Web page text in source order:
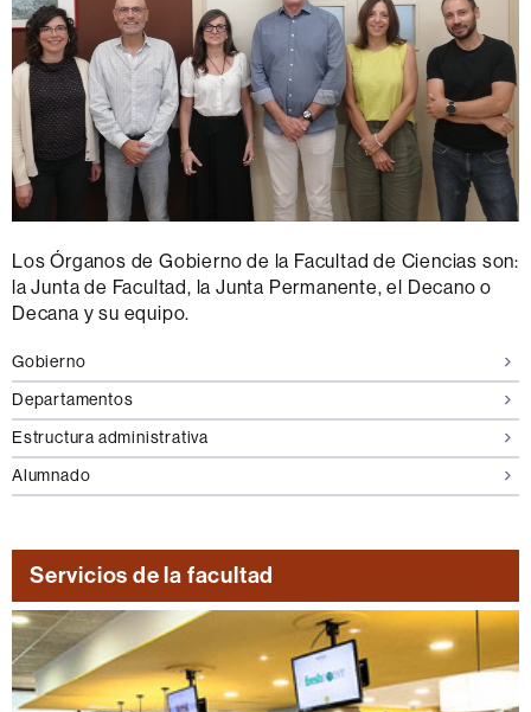
Los Órganos de Gobierno de la Facultad de Ciencias son:
la Junta de Facultad, la Junta Permanente, el Decano o
Decana y su equipo.
Gobierno
Departamentos
Estructura administrativa
Alumnado
Servicios de la facultad